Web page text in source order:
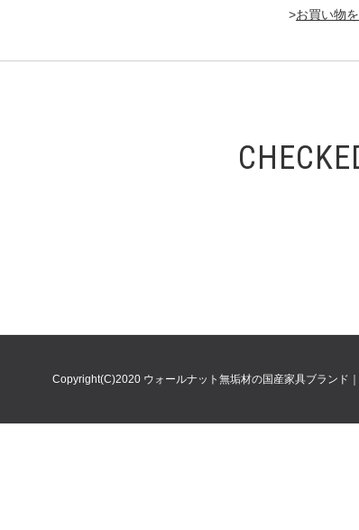
>
Copyright(C)2020 ウォールナット無垢材の国産家具ブランド